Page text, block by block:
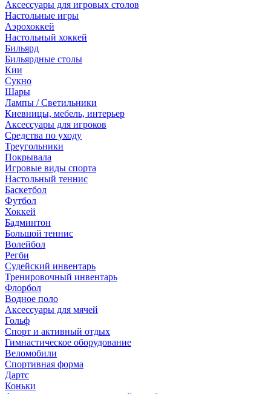
Аксессуары для игровых столов
Настольные игры
Аэрохоккей
Настольный хоккей
Бильярд
Бильярдные столы
Кии
Сукно
Шары
Лампы / Светильники
Киевницы, мебель, интерьер
Аксессуары для игроков
Средства по уходу
Треугольники
Покрывала
Игровые виды спорта
Настольный теннис
Баскетбол
Футбол
Хоккей
Бадминтон
Большой теннис
Волейбол
Регби
Судейский инвентарь
Тренировочный инвентарь
Флорбол
Водное поло
Аксессуары для мячей
Гольф
Спорт и активный отдых
Гимнастическое оборудование
Веломобили
Спортивная форма
Дартс
Коньки